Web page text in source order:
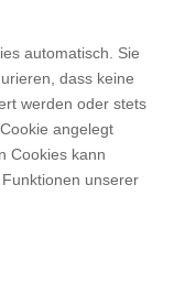
automatisch. Sie
dass keine
werden oder stets
angelegt
Cookies kann
unserer